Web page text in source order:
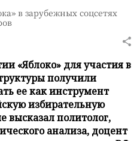
в зарубежных соцсетях
«Яблоко» для участия в
получили
ее как инструмент
избирательную
политолог,
анализа, доцент